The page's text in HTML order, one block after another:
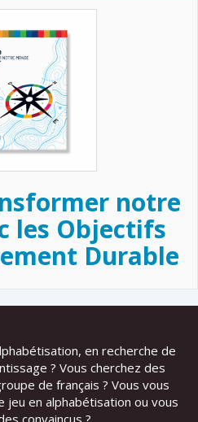
notre
les Objectifs
Durable
en recherche de
? Vous cherchez des
de français ? Vous vous
en alphabétisation ou vous
convaincus ?